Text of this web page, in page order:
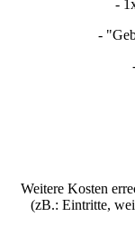
-
-
Weitere Kosten
(zB.: Eintritte,